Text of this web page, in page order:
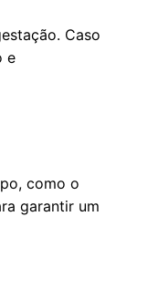
Caso
e
como o
garantir um